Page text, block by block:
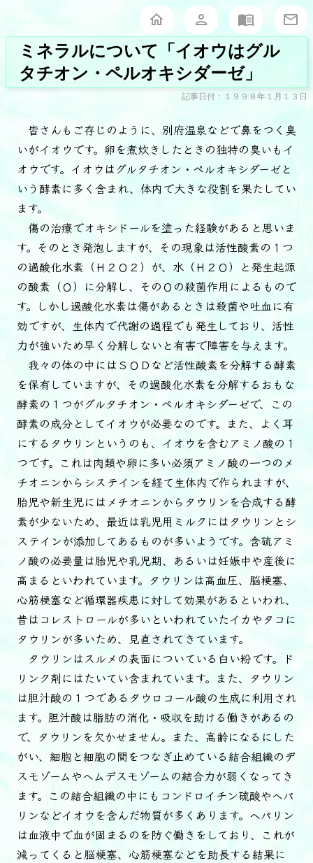
ミネラルについて「イオウはグル
タチオン・ペルオキシダーゼ」
記事日付：１９９８年１月１３日
皆さんもご存じのように、別府温泉などで鼻をつく臭
いがイオウです。卵を煮炊きしたときの独特の臭いもイ
オウです。イオウはグルタチオン・ペルオキシダーゼと
いう酵素に多く含まれ、体内で大きな役割を果たしてい
ます。
傷の治療でオキシドールを塗った経験があると思いま
す。そのとき発泡しますが、その現象は活性酸素の１つ
の過酸化水素（Ｈ２Ｏ２）が、水（Ｈ２Ｏ）と発生起源
の酸素（Ｏ）に分解し、そのＯの殺菌作用によるもので
す。しかし過酸化水素は傷があるときは殺菌や吐血に有
効ですが、生体内で代謝の過程でも発生しており、活性
力が強いため早く分解しないと有害で障害を与えます。
我々の体の中にはＳＯＤなど活性酸素を分解する酵素
を保有していますが、その過酸化水素を分解するおもな
酵素の１つがグルタチオン・ペルオキシダーゼで、この
酵素の成分としてイオウが必要なのです。また、よく耳
にするタウリンというのも、イオウを含むアミノ酸の１
つです。これは肉類や卵に多い必須アミノ酸の一つのメ
チオニンからシステインを経て生体内で作られますが、
胎児や新生児にはメチオニンからタウリンを合成する酵
素が少ないため、最近は乳児用ミルクにはタウリンとシ
ステインが添加してあるものが多いようです。含硫アミ
ノ酸の必要量は胎児や乳児期、あるいは妊娠中や産後に
高まるといわれています。タウリンは高血圧、脳梗塞、
心筋梗塞など循環器疾患に対して効果があるといわれ、
昔はコレストロールが多いといわれていたイカやタコに
タウリンが多いため、見直されてきています。
タウリンはスルメの表面についている白い粉です。ド
リンク剤にはたいてい含まれています。また、タウリン
は胆汁酸の１つであるタウロコール酸の生成に利用され
ます。胆汁酸は脂肪の消化・吸収を助ける働きがあるの
で、タウリンを欠かせません。また、高齢になるにした
がい、細胞と細胞の間をつなぎ止めている結合組織のデ
スモゾームやヘムデスモゾームの結合力が弱くなってき
ます。この結合組織の中にもコンドロイチン硫酸やヘパ
リンなどイオウを含んだ物質が多くあります。ヘパリン
は血液中で血が固まるのを防ぐ働きをしており、これが
減ってくると脳梗塞、心筋梗塞などを助長する結果に